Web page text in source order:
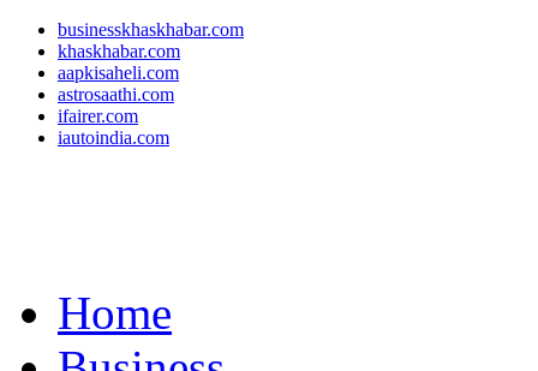
businesskhaskhabar.com
khaskhabar.com
aapkisaheli.com
astrosaathi.com
ifairer.com
iautoindia.com
Home